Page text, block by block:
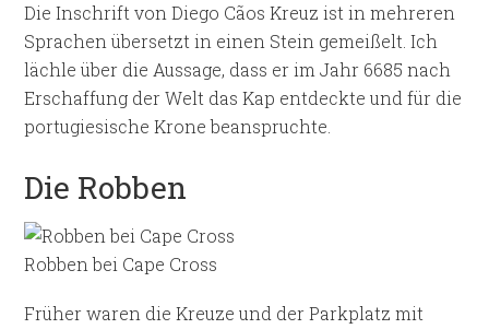
Die Inschrift von Diego Cãos Kreuz ist in mehreren
Sprachen übersetzt in einen Stein gemeißelt. Ich
lächle über die Aussage, dass er im Jahr 6685 nach
Erschaffung der Welt das Kap entdeckte und für die
portugiesische Krone beanspruchte.
Die Robben
Robben bei Cape Cross
Früher waren die Kreuze und der Parkplatz mit